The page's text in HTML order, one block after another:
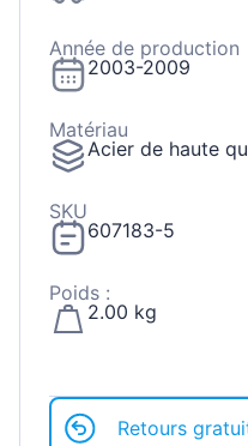
Année de production
2003-2009
Matériau
Acier de haute
SKU
607183-5
Poids :
2.00 kg
Retours